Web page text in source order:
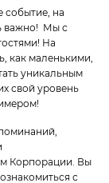
на
важно! Мы с
На
как маленькими,
уникальным
свой уровень
Корпорации. Вы
с